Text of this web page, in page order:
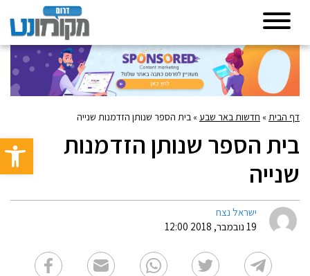
פתח
דף הבית» חדשות באר שבע» בית הספר שנותן הזדמנות שנייה
בית הספר שנותן הזדמנות
שנייה
ישראל נצח
19 נובמבר, 2018 12:00